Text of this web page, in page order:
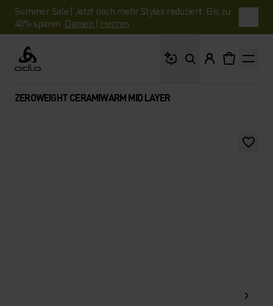
Summer Sale | Jetzt noch mehr Styles reduziert. Bis zu
40% sparen. Damen | Herren
Odlo
ZEROWEIGHT CERAMIWARM MID LAYER